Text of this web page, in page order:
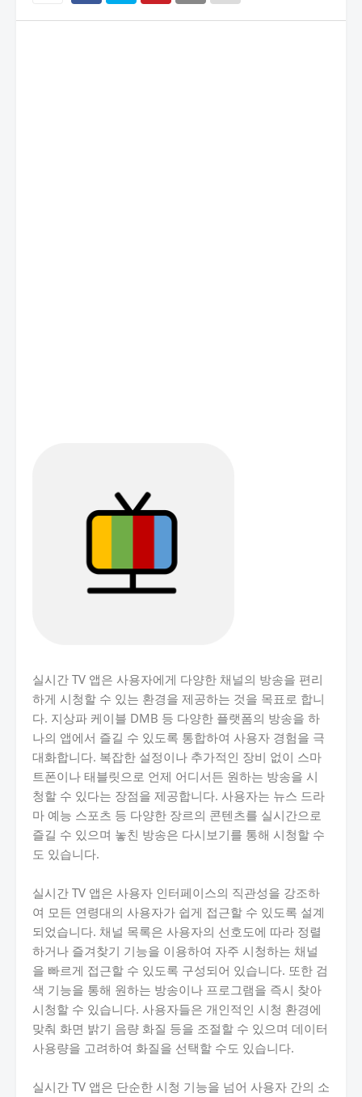
실시간 TV 앱은 사용자에게 다양한 채널의 방송을 편리
하게 시청할 수 있는 환경을 제공하는 것을 목표로 합니
다. 지상파 케이블 DMB 등 다양한 플랫폼의 방송을 하
나의 앱에서 즐길 수 있도록 통합하여 사용자 경험을 극
대화합니다. 복잡한 설정이나 추가적인 장비 없이 스마
트폰이나 태블릿으로 언제 어디서든 원하는 방송을 시
청할 수 있다는 장점을 제공합니다. 사용자는 뉴스 드라
마 예능 스포츠 등 다양한 장르의 콘텐츠를 실시간으로
즐길 수 있으며 놓친 방송은 다시보기를 통해 시청할 수
도 있습니다.
실시간 TV 앱은 사용자 인터페이스의 직관성을 강조하
여 모든 연령대의 사용자가 쉽게 접근할 수 있도록 설계
되었습니다. 채널 목록은 사용자의 선호도에 따라 정렬
하거나 즐겨찾기 기능을 이용하여 자주 시청하는 채널
을 빠르게 접근할 수 있도록 구성되어 있습니다. 또한 검
색 기능을 통해 원하는 방송이나 프로그램을 즉시 찾아
시청할 수 있습니다. 사용자들은 개인적인 시청 환경에
맞춰 화면 밝기 음량 화질 등을 조절할 수 있으며 데이터
사용량을 고려하여 화질을 선택할 수도 있습니다.
실시간 TV 앱은 단순한 시청 기능을 넘어 사용자 간의 소